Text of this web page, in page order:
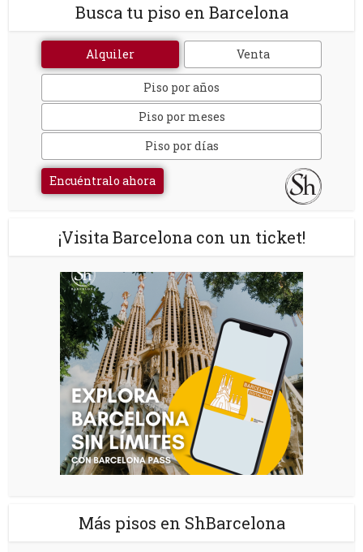
Busca tu piso en Barcelona
Alquiler Venta
Piso por años
Piso por meses
Piso por días
Encuéntralo ahora
¡Visita Barcelona con un ticket!
Más pisos en ShBarcelona